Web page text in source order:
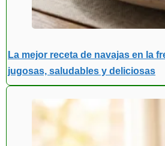
La mejor receta de navajas en la
jugosas, saludables y deliciosas